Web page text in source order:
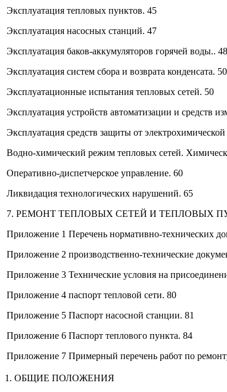
Эксплуатация тепловых пунктов. 45
Эксплуатация насосных станций. 47
Эксплуатация баков-аккумуляторов горячей воды.. 48
Эксплуатация систем сбора и возврата конденсата. 50
Эксплуатационные испытания тепловых сетей. 50
Эксплуатация устройств автоматизации и средств
Эксплуатация средств защиты от
Водно-химический режим тепловых сетей.
Оперативно-диспетчерское управление. 60
Ликвидация технологических нарушений. 65
7. РЕМОНТ ТЕПЛОВЫХ СЕТЕЙ И ТЕПЛОВЫХ
Приложение 1 Перечень нормативно-технических
Приложение 2 производственно-технические
Приложение 3 Технические условия на
Приложение 4 паспорт тепловой сети. 80
Приложение 5 Паспорт насосной станции. 81
Приложение 6 Паспорт теплового пункта. 84
Приложение 7 Примерный перечень работ по
1. ОБЩИЕ ПОЛОЖЕНИЯ